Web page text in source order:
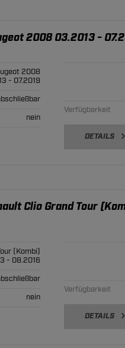
2008 03.2013 -
2008
- 07.2019
nein
Verfügbarkeit
DETAILS
Clio Grand Tour
(Kombi)
- 08.2016
nein
Verfügbarkeit
DETAILS